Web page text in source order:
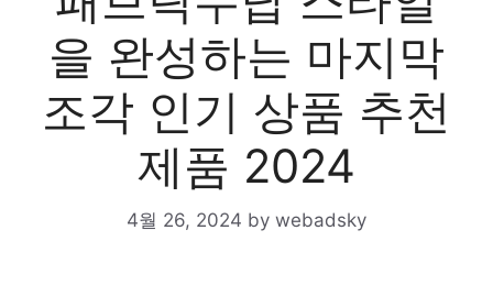
을 완성하는 마지막
조각 인기 상품 추천
제품 2024
4월 26, 2024 by webadsky